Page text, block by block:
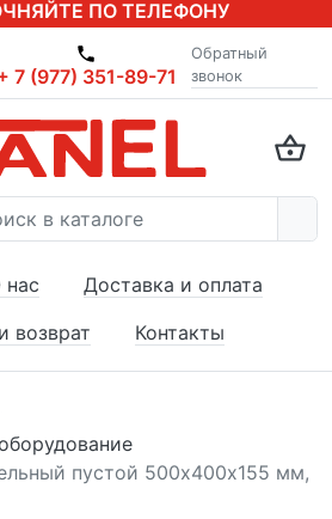
ПО ТЕЛЕФОНУ
7 (977) 351-89-71
Обратный
звонок
нас
Доставка и оплата
возврат
Контакты
пустой 500х400х155 мм,